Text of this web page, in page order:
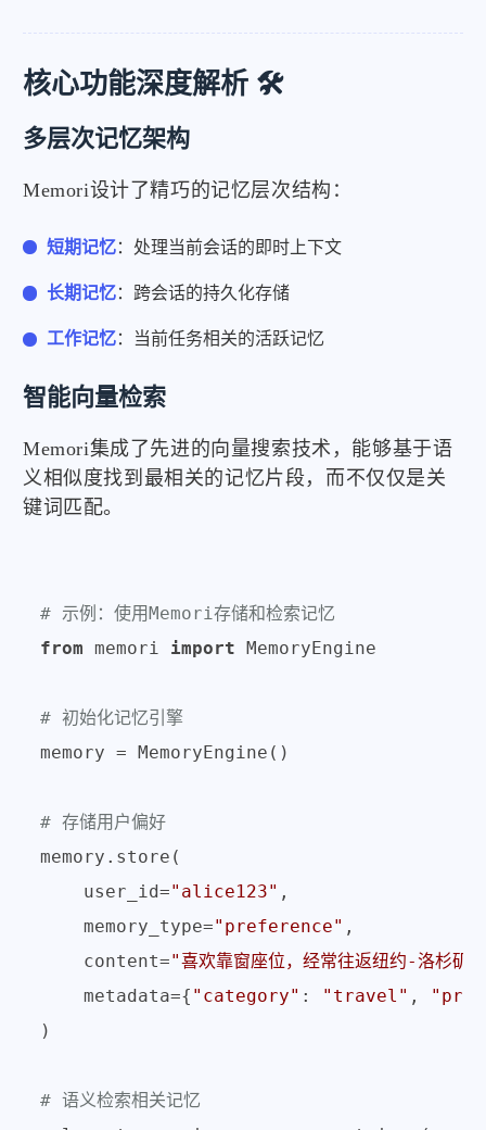
核心功能深度解析 🛠️
多层次记忆架构
Memori设计了精巧的记忆层次结构：
短期记忆：处理当前会话的即时上下文
长期记忆：跨会话的持久化存储
工作记忆：当前任务相关的活跃记忆
智能向量检索
Memori集成了先进的向量搜索技术，能够基于语
义相似度找到最相关的记忆片段，而不仅仅是关
键词匹配。
# 示例：使用Memori存储和检索记忆
from memori import MemoryEngine
# 初始化记忆引擎
memory = MemoryEngine()
# 存储用户偏好
memory.store(
    user_id=
"alice123" ,
    memory_type=
"preference" ,
    content=
"喜欢靠窗座位，经常往返纽约-洛杉矶"
    metadata={
"category" : "travel" ,
)
# 语义检索相关记忆